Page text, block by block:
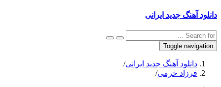
دانلود آهنگ جدید ایرانی
Toggle navigation
دانلود آهنگ جدید ایرانی/
فرزاد خرمی/